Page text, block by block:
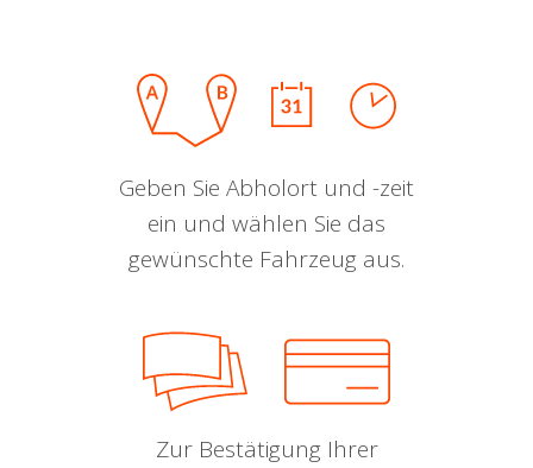
Geben Sie Abholort und -zeit
ein und wählen Sie das
gewünschte Fahrzeug aus.
Zur Bestätigung Ihrer